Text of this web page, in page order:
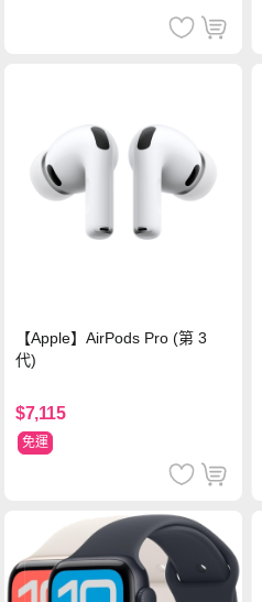
【Apple】AirPods Pro (第 3
代)
$7,115
免運